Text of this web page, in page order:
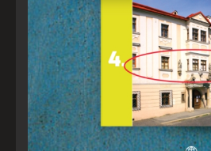
samozrejme kedykoľvek zmeniť
Vyberte úroveň cookies,
Technické cookies
Technické súbory cookie sú pre